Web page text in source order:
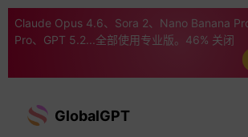
Claude Opus 4.6、Sora 2、Nano Banana
Pro、GPT 5.2...全部使用专业版。46% 关闭
GlobalGPT